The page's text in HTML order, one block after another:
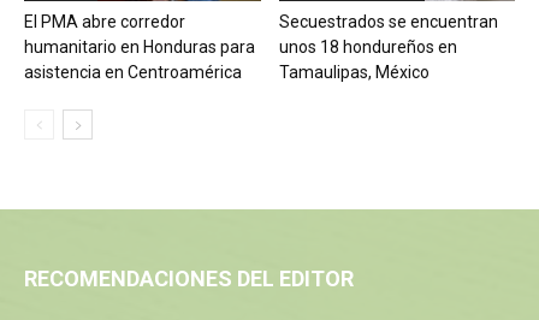
El PMA abre corredor
humanitario en Honduras para
asistencia en Centroamérica
Secuestrados se encuentran
unos 18 hondureños en
Tamaulipas, México
RECOMENDACIONES DEL EDITOR